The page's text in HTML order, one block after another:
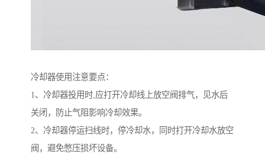
冷却器使用注意要点：
1、冷却器投用时,应打开冷却线上放空阀排气，见水后
关闭，防止气阻影响冷却效果。
2、冷却器停运扫线时，停冷却水，同时打开冷却水放空
阀，避免憋压损坏设备。